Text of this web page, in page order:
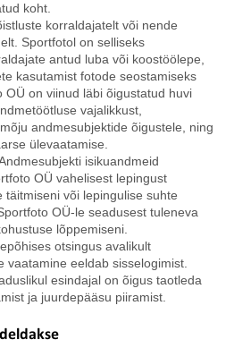
koht.
korraldajatelt või nende
Sportfotol on selliseks
antud luba või koostöölepe,
kasutamist fotode seostamiseks
OÜ on viinud läbi õigustatud huvi
vajalikkust,
andmesubjektide õigustele, ning
ülevaatamise.
isikuandmeid
OÜ vahelisest lepingust
täitmiseni või lepingulise suhte
OÜ-le seadusest tuleneva
lõppemiseni.
otsingus avalikult
vaatamine eeldab sisselogimist.
esindajal on õigus taotleda
ja juurdepääsu piiramist.